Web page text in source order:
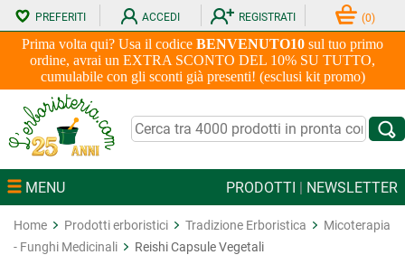
Prima volta qui? Usa il codice BENVENUTO10 sul tuo primo
ordine, avrai un EXTRA SCONTO DEL 10% SU TUTTO,
cumulabile con gli sconti già presenti! (esclusi kit promo)
PREFERITI ACCEDI REGISTRATI (0)
MENU PRODOTTI | NEWSLETTER
Home Prodotti erboristici Tradizione Erboristica
Micoterapia
- Funghi Medicinali
Reishi Capsule Vegetali